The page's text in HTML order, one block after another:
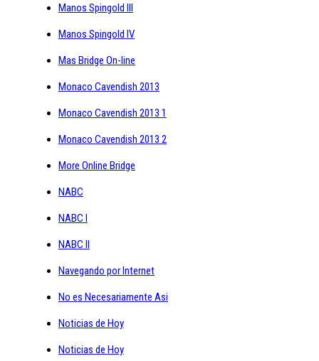
Manos Spingold III
Manos Spingold IV
Mas Bridge On-line
Monaco Cavendish 2013
Monaco Cavendish 2013 1
Monaco Cavendish 2013 2
More Online Bridge
NABC
NABC I
NABC II
Navegando por Internet
No es Necesariamente Asi
Noticias de Hoy
Noticias de Hoy